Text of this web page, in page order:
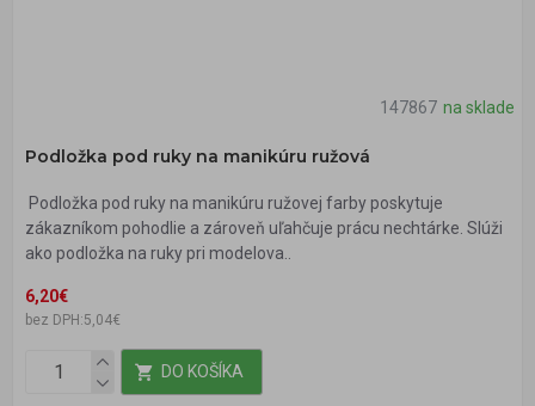
147867 na sklade
Podložka pod ruky na manikúru ružová
Podložka pod ruky na manikúru ružovej farby poskytuje
zákazníkom pohodlie a zároveň uľahčuje prácu nechtárke. Slúži
ako podložka na ruky pri modelova..
6,20€
bez DPH:5,04€
DO KOŠÍKA